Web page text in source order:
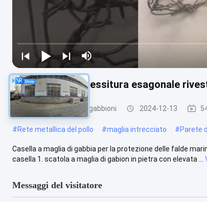
Griglia di filo di tessitura esagonale
muro di sostegno in gabbioni 2024-12-13
#Rete metallica del pollo #maglia intrecciato #Parete
Casella a maglia di gabbia per la protezione delle falde
casella 1. scatola a maglia di gabion in pietra con elevata ...
Messaggi del visitatore